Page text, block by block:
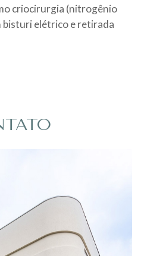
criocirurgia (nitrogênio
bisturi elétrico e retirada